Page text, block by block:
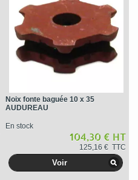
Noix fonte baguée 10 x 35
AUDUREAU
En stock
104,30 € HT
125,16 € TTC
Voir